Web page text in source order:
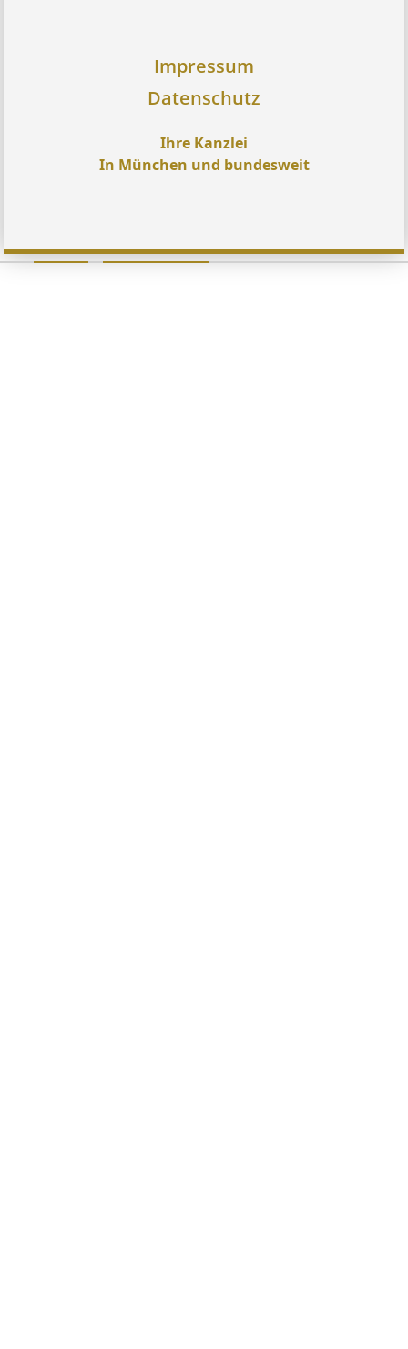
Impressum
Datenschutz
Ihre Kanzlei
In München und bundesweit